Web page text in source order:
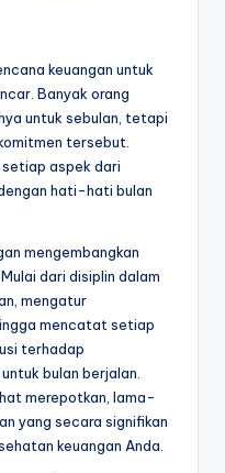
keuangan untuk
Banyak orang
untuk sebulan, tetapi
tersebut.
aspek dari
hati-hati bulan
mengembangkan
dari disiplin dalam
mengatur
mencatat setiap
terhadap
bulan berjalan.
merepotkan, lama-
yang secara signifikan
keuangan Anda.